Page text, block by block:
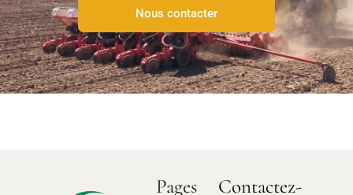
Nous contacter
Pages
Contactez-